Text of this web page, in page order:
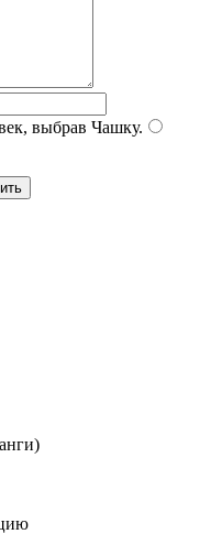
выбрав Чашку.